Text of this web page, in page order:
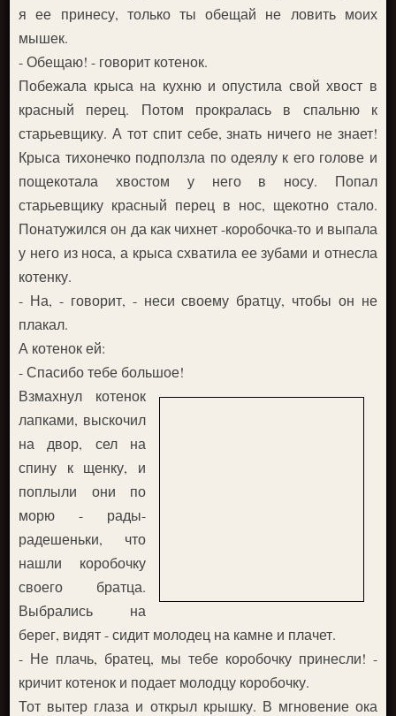
я ее принесу, только ты обещай не ловить моих
мышек.
- Обещаю! - говорит котенок.
Побежала крыса на кухню и опустила свой хвост в
красный перец. Потом прокралась в спальню к
старьевщику. А тот спит себе, знать ничего не знает!
Крыса тихонечко подползла по одеялу к его голове и
пощекотала хвостом у него в носу. Попал
старьевщику красный перец в нос, щекотно стало.
Понатужился он да как чихнет -коробочка-то и выпала
у него из носа, а крыса схватила ее зубами и отнесла
котенку.
- На, - говорит, - неси своему братцу, чтобы он не
плакал.
А котенок ей:
- Спасибо тебе большое!
Взмахнул котенок
лапками, выскочил
на двор, сел на
спину к щенку, и
поплыли они по
морю - рады-
радешеньки, что
нашли коробочку
своего братца.
Выбрались на
берег, видят - сидит молодец на камне и плачет.
- Не плачь, братец, мы тебе коробочку принесли! -
кричит котенок и подает молодцу коробочку.
Тот вытер глаза и открыл крышку. В мгновение ока